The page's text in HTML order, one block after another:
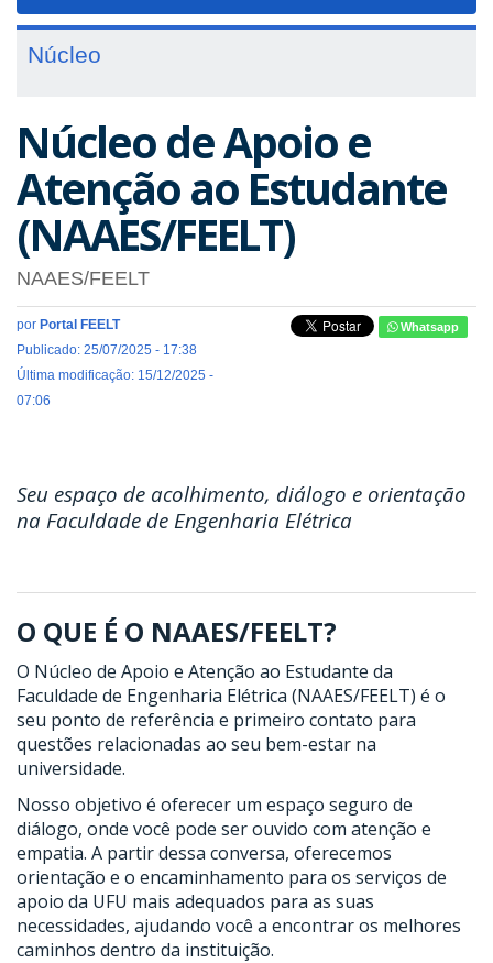
Núcleo
Núcleo de Apoio e
Atenção ao Estudante
(NAAES/FEELT)
NAAES/FEELT
por Portal FEELT
Publicado: 25/07/2025 - 17:38
Última modificação: 15/12/2025 -
07:06
Whatsapp
Seu espaço de acolhimento, diálogo e orientação
na Faculdade de Engenharia Elétrica
O QUE É O NAAES/FEELT?
O Núcleo de Apoio e Atenção ao Estudante da
Faculdade de Engenharia Elétrica (NAAES/FEELT) é o
seu ponto de referência e primeiro contato para
questões relacionadas ao seu bem-estar na
universidade.
Nosso objetivo é oferecer um espaço seguro de
diálogo, onde você pode ser ouvido com atenção e
empatia. A partir dessa conversa, oferecemos
orientação e o encaminhamento para os serviços de
apoio da UFU mais adequados para as suas
necessidades, ajudando você a encontrar os melhores
caminhos dentro da instituição.